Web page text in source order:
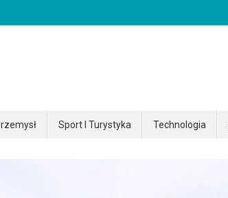
Sport I Turystyka Technologia